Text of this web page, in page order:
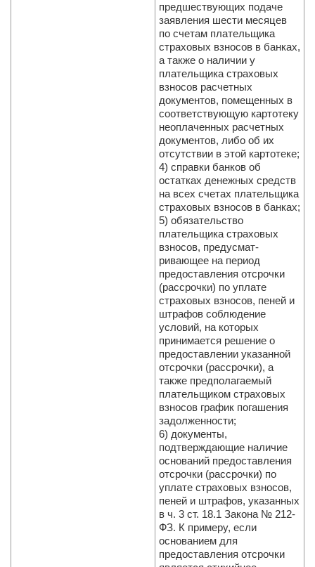
предшествующих подаче
заявления шести месяцев
по счетам плательщика
страховых взносов в банках,
а также о наличии у
плательщика страховых
взносов расчетных
документов, помещенных в
соответствующую картотеку
неоплаченных расчетных
документов, либо об их
отсутствии в этой картотеке;
4) справки банков об
остатках денежных средств
на всех счетах плательщика
страховых взносов в банках;
5) обязательство
плательщика страховых
взносов, предусмат­
ривающее на период
предоставления отсрочки
(рассрочки) по уплате
страховых взносов, пеней и
штрафов соблюдение
условий, на которых
принимается решение о
предоставлении указанной
отсрочки (рассрочки), а
также предполагаемый
плательщиком страховых
взносов график погашения
задолженности;
6) документы,
подтверждающие наличие
оснований предоставления
отсрочки (рассрочки) по
уплате страховых взносов,
пеней и штрафов, указанных
в ч. 3 ст. 18.1 Закона № 212-
ФЗ. К примеру, если
основанием для
предоставления отсрочки